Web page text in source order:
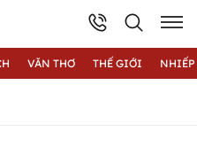
VĂN THƠ THẾ GIỚI